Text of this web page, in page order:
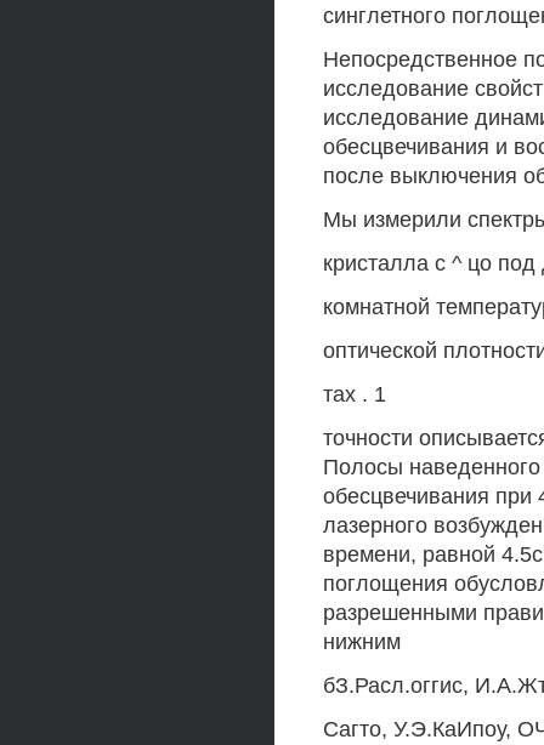
синглетного
Непосредственное
исследование
исследование
обесцвечивания и
после выключения
Мы измерили
кристалла с ^ цо
комнатной
оптической
тах . 1
точности
Полосы
обесцвечивания
лазерного
времени, равной
поглощения
разрешенными
нижним
бЗ.Расл.оггис,
Сагто, У.Э.КаИпоу,